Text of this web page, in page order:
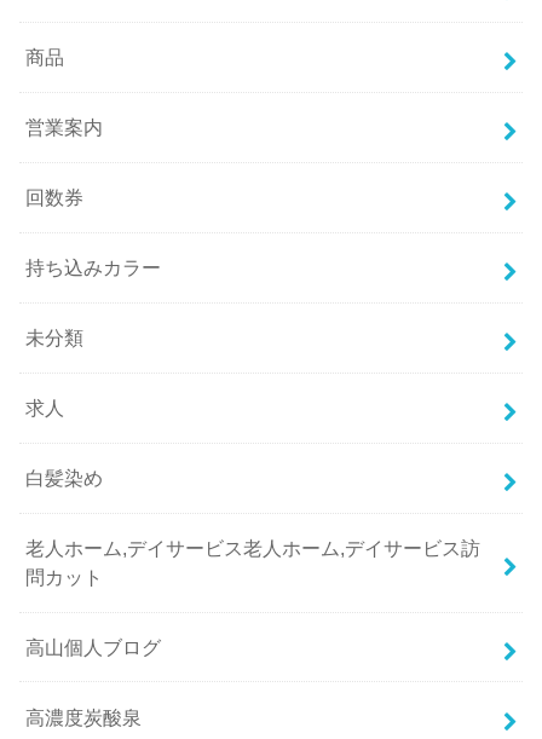
商品
営業案内
回数券
持ち込みカラー
未分類
求人
白髪染め
老人ホーム,デイサービス老人ホーム,デイサービス訪
問カット
高山個人ブログ
高濃度炭酸泉